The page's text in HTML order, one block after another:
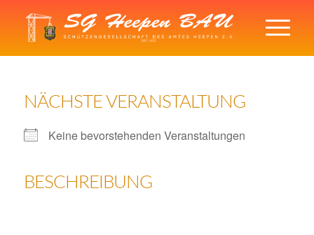
NÄCHSTE VERANSTALTUNG
Keine bevorstehenden Veranstaltungen
BESCHREIBUNG